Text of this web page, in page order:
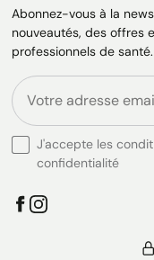
Abonnez-vous à la
nouveautés, des offres
professionnels de santé.
J'accepte les
confidentialité